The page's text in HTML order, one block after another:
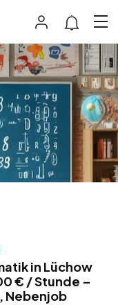
in Lüchow
€ / Stunde –
Nebenjob